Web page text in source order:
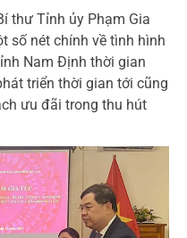
thư Tỉnh ủy Phạm Gia
số nét chính về tình hình
Nam Định thời gian
triển thời gian tới cũng
ưu đãi trong thu hút